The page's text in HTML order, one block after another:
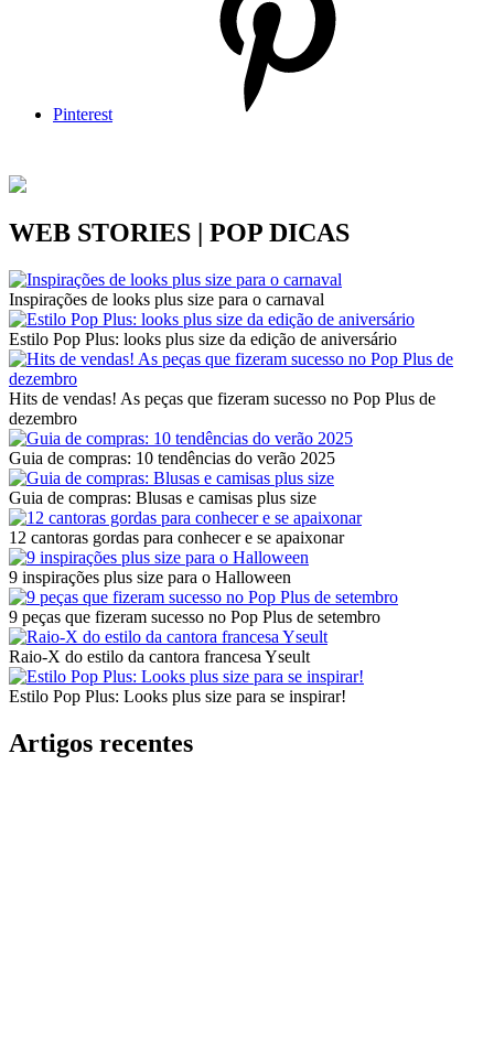
Pinterest
WEB STORIES | POP DICAS
Inspirações de looks plus size para o carnaval
Estilo Pop Plus: looks plus size da edição de aniversário
Hits de vendas! As peças que fizeram sucesso no Pop Plus de
dezembro
Guia de compras: 10 tendências do verão 2025
Guia de compras: Blusas e camisas plus size
12 cantoras gordas para conhecer e se apaixonar
9 inspirações plus size para o Halloween
9 peças que fizeram sucesso no Pop Plus de setembro
Raio-X do estilo da cantora francesa Yseult
Estilo Pop Plus: Looks plus size para se inspirar!
Artigos recentes